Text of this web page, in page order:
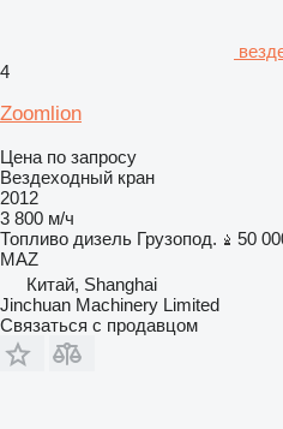
4
Zoomlion
Цена по запросу
Вездеходный кран
2012
3 800 м/ч
Топливо дизель Грузопод. 50
MAZ
Китай, Shanghai
Jinchuan Machinery Limited
Связаться с продавцом